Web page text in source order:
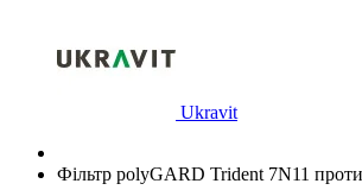
Ukravit
Фільтр polyGARD Trident 7N11